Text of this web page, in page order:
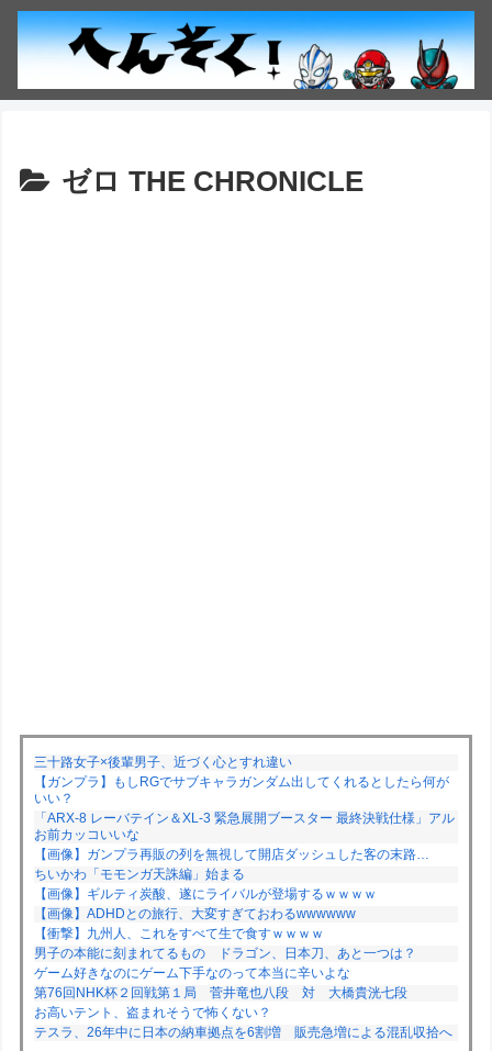
ゼロ THE CHRONICLE
三十路女子×後輩男子、近づく心とすれ違い
【ガンプラ】もしRGでサブキャラガンダム出してくれるとしたら何が
いい？
「ARX-8 レーバテイン＆XL-3 緊急展開ブースター 最終決戦仕様」アル
お前カッコいいな
【画像】ガンプラ再販の列を無視して開店ダッシュした客の末路…
ちいかわ「モモンガ天誅編」始まる
【画像】ギルティ炭酸、遂にライバルが登場するｗｗｗｗ
【画像】ADHDとの旅行、大変すぎておわるwwwwww
【衝撃】九州人、これをすべて生で食すｗｗｗｗ
男子の本能に刻まれてるもの ドラゴン、日本刀、あと一つは？
ゲーム好きなのにゲーム下手なのって本当に辛いよな
第76回NHK杯２回戦第１局 菅井竜也八段 対 大橋貴洸七段
お高いテント、盗まれそうで怖くない？
テスラ、26年中に日本の納車拠点を6割増 販売急増による混乱収拾へ